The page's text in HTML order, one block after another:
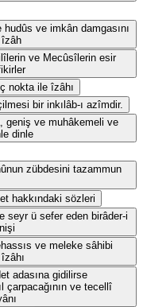
hudûs ve imkân damgasını
îzâh
ve Mecûsîlerin esir
nokta ile îzâhı
bir inkılâb-ı azîmdir.
geniş ve muhâkemeli ve
dinle
zübdesini tazammun
hakkındaki sözleri
seyr ü sefer eden birâder-i
ve meleke sâhibi
adasına gidilirse
çarpacağının ve tecellî